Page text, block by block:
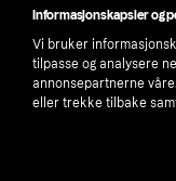
number: 556737-0431
Informasjonskapsler og
Vi bruker
tilpasse og analysere
annonsepartnerne
eller trekke tilbake